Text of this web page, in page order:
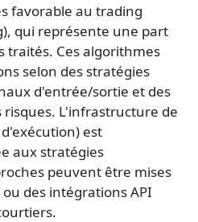
favorable au trading
qui représente une part
traités. Ces algorithmes
selon des stratégies
d'entrée/sortie et des
risques. L'infrastructure de
d'exécution) est
aux stratégies
peuvent être mises
des intégrations API